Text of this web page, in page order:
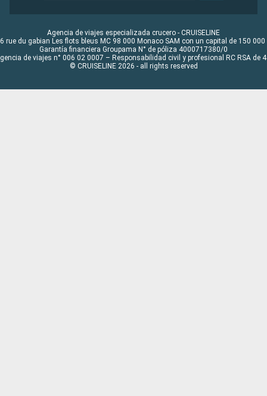
Agencia de viajes especializada crucero - CRUISELINE
rue du gabian Les flots bleus MC 98 000 Monaco SAM con un capital de 150 000
Garantía financiera Groupama N° de póliza 4000717380/0
de viajes n° 006 02 0007 – Responsabilidad civil y profesional RC RSA de
© CRUISELINE 2026 - all rights reserved